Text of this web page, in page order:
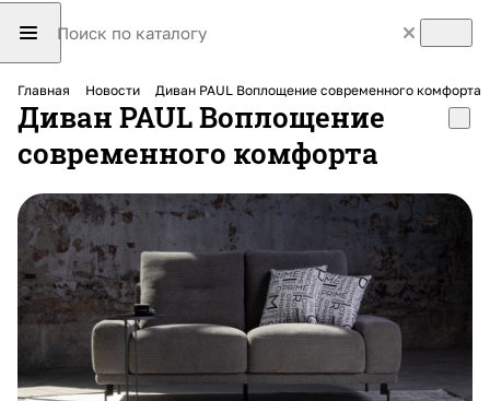
Главная Новости Диван PAUL Воплощение современного комфорта
Диван PAUL Воплощение
современного комфорта